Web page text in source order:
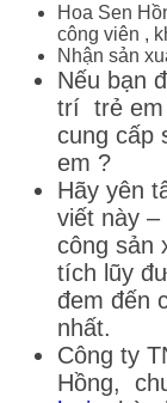
Hoa Sen
công viên ,
Nhận sản
Nếu bạn
trí trẻ em
cung cấp
em ?
Hãy yên
viết này
công sản
tích lũy
đem đến
nhất.
Công ty
Hồng,